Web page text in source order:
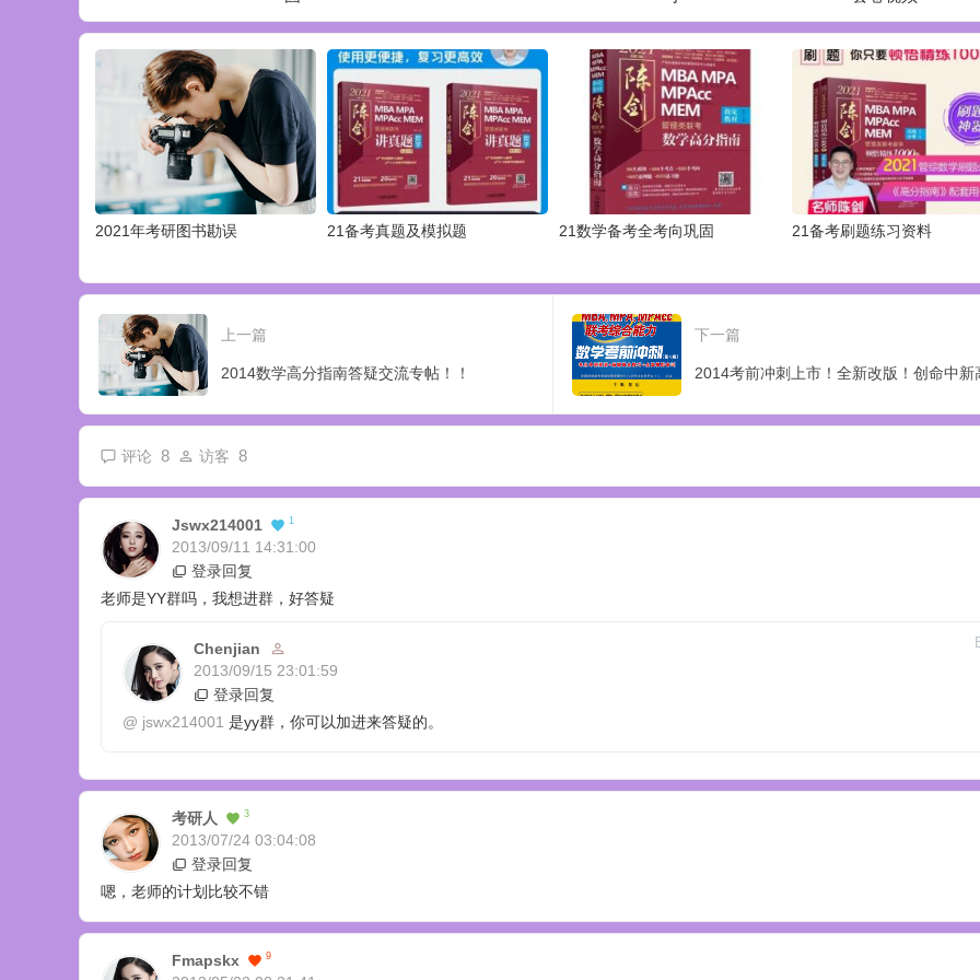
2021年考研图书勘误 21备考真题及模拟题 21数学备考全考向巩固 21备考刷题练习资料
上一篇
2014数学高分指南答疑交流专帖！！
下一篇
2014考前冲刺上市！全新改版！创命中新
评论 8 访客 8
Jswx214001 1
2013/09/11 14:31:00
登录回复
老师是YY群吗，我想进群，好答疑
Chenjian
2013/09/15 23:01:59
登录回复
@ jswx214001 是yy群，你可以加进来答疑的。
考研人 3
2013/07/24 03:04:08
登录回复
嗯，老师的计划比较不错
Fmapskx 9